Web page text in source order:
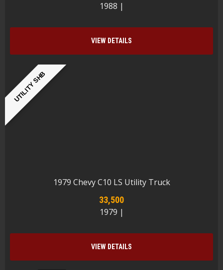
1988 |
VIEW DETAILS
UTILITY SHB
1979 Chevy C10 LS Utility Truck
33,500
1979 |
VIEW DETAILS